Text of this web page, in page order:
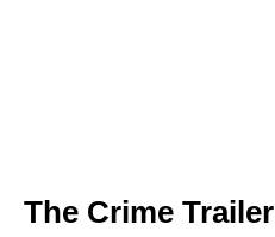
The Crime Trailer